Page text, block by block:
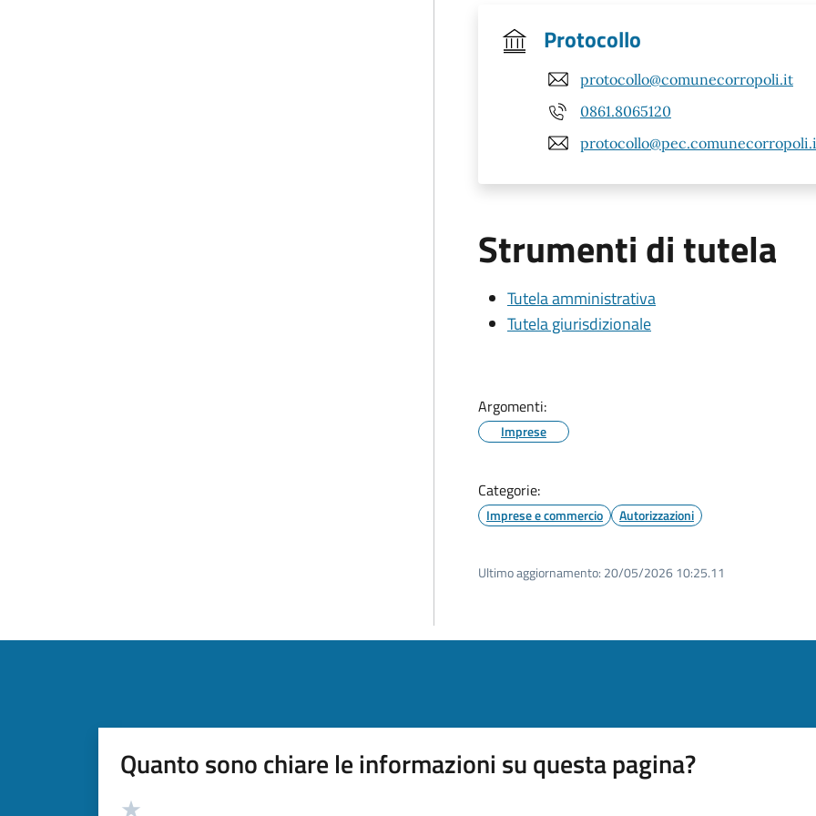
Protocollo
protocollo@comunecorropoli.it
0861.8065120
Strumenti di tutela
Tutela amministrativa
Tutela giurisdizionale
Argomenti:
Imprese
Categorie:
Imprese e commercio Autorizzazioni
Ultimo aggiornamento: 20/05/2026 10:25.11
Quanto sono chiare le informazioni su questa pagina?
Valutazione